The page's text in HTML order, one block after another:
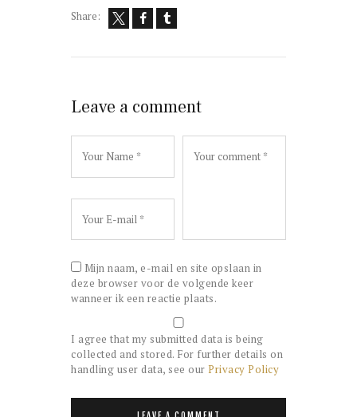
Share:
Leave a comment
Mijn naam, e-mail en site opslaan in
deze browser voor de volgende keer
wanneer ik een reactie plaats.
I agree that my submitted data is being
collected and stored. For further details on
handling user data, see our Privacy Policy